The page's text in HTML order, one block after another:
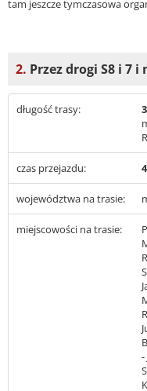
tam jeszcze tymczasowa
2. Przez drogi S8 i 7
długość trasy:
czas przejazdu:
województwa na trasie:
miejscowości na trasie:
-